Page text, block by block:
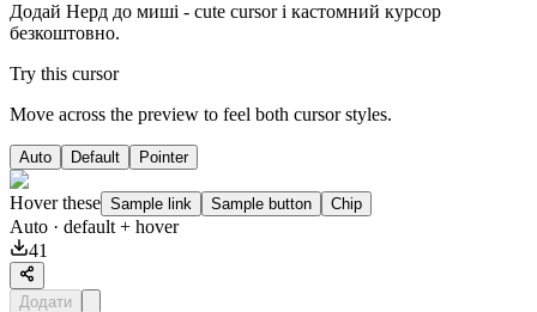
Додай Нерд до миші - cute cursor і кастомний курсор
безкоштовно.
Try this cursor
Move across the preview to feel both cursor styles.
Auto Default Pointer
Hover these Sample link Sample button Chip
Auto · default + hover
41
Додати